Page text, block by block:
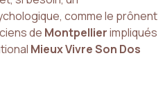
comme le prônent
de Montpellierimpliqués
Mieux Vivre Son Dos